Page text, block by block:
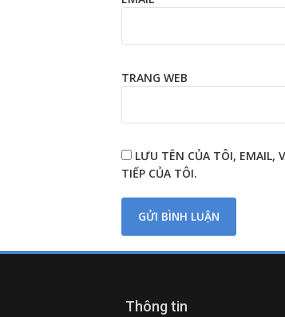
TRANG WEB
LƯU TÊN CỦA TÔI, EMAIL,
TIẾP CỦA TÔI.
Thông tin